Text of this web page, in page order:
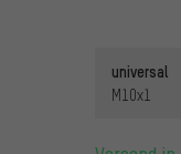
universal
M10x1